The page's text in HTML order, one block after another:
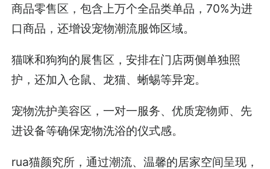
商品零售区，包含上万个全品类单品，70%为进
口商品，还增设宠物潮流服饰区域。
猫咪和狗狗的展售区，安排在门店两侧单独照
护，还加入仓鼠、龙猫、蜥蜴等异宠。
宠物洗护美容区，一对一服务、优质宠物师、先
进设备等确保宠物洗浴的仪式感。
rua猫颜究所，通过潮流、温馨的居家空间呈现，